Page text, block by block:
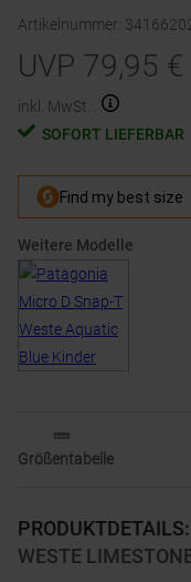
PRODUKTDETAILS:
WESTE
Artikelnummer:
UVP 79,95 €
inkl. MwSt.
SOFORT LIEFERBAR
Weitere Modelle
Größentabelle